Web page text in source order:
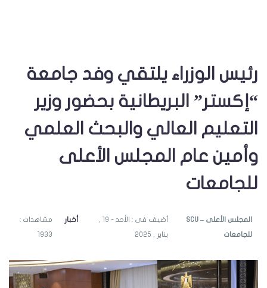
رئيس الوزراء يلتقي وفد جامعة
“إكستر” البريطانية بحضور وزير
التعليم العالي والبحث العلمي
وأمين عام المجلس الأعلى
للجامعات
SCU – المجلس الأعلى
للجامعات يناير , 2025
أخبار مشاهدات :
1933